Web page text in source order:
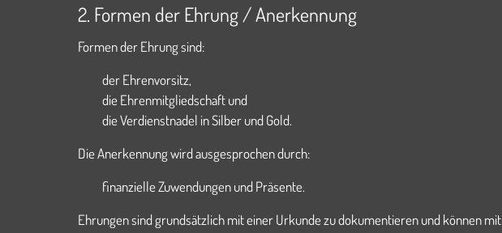
2. Formen der Ehrung / Anerkennung
Formen der Ehrung sind:
der Ehrenvorsitz,
die Ehrenmitgliedschaft und
die Verdienstnadel in Silber und Gold.
Die Anerkennung wird ausgesprochen durch:
finanzielle Zuwendungen und Präsente.
Ehrungen sind grundsätzlich mit einer Urkunde zu dokumentieren und können